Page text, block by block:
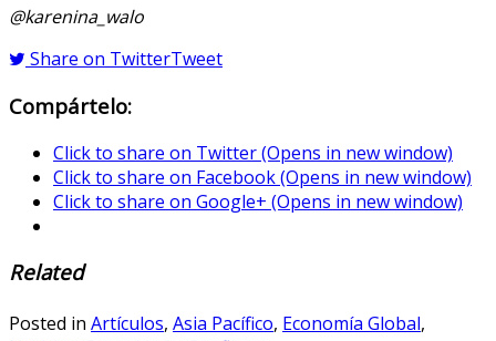
@karenina_walo
Share on TwitterTweet
Compártelo:
Click to share on Twitter (Opens in new window)
Click to share on Facebook (Opens in new window)
Click to share on Google+ (Opens in new window)
Related
Posted in Artículos, Asia Pacífico, Economía Global,